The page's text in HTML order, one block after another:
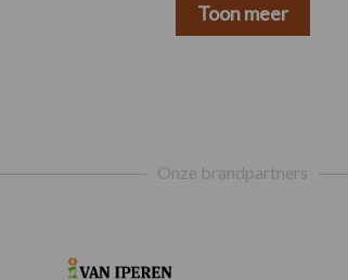
Toon meer
Onze brandpartners